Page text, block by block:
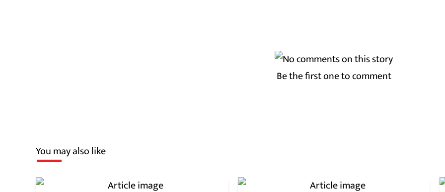
Be the first one to comment
You may also like